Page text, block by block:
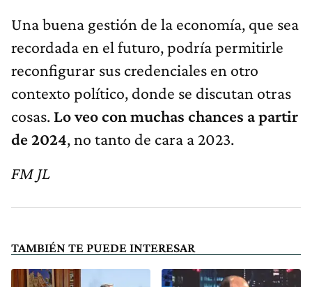
Una buena gestión de la economía, que sea
recordada en el futuro, podría permitirle
reconfigurar sus credenciales en otro
contexto político, donde se discutan otras
cosas. Lo veo con muchas chances a partir
de 2024, no tanto de cara a 2023.
FM JL
TAMBIÉN TE PUEDE INTERESAR